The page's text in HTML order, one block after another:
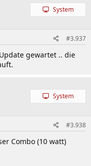
System
#3.937
gewartet .. die
System
#3.938
Combo (10 watt)